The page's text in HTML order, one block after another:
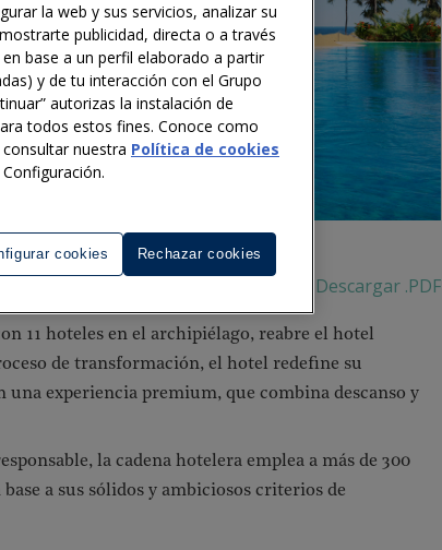
Descargar .PDF
11 hoteles en el archipiélago, reabre el hotel
de transformación, el hotel redefine su
experiencia premium, que combina descanso y
la cadena hotelera emplea a más de 300
a sus sólidos y ambiciosos criterios de
la web y sus servicios, analizar su
publicidad, directa o a través
base a un perfil elaborado a partir
y de tu interacción con el Grupo
autorizas la instalación de
todos estos fines. Conoce como
consultar nuestra Política de cookies
cookies Rechazar cookies